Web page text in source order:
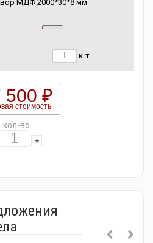
МДФ 2000*30*8 мм
к-т
500 ₽
стоимость
кол-во